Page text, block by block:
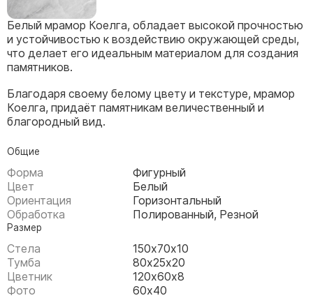
Памятники двойные
Памятники женщине
Памятники жене
Памятники мужчине
Памятники дедушке
Памятники мужу
Памятники парню
Памятники сыну
Белый мрамор Коелга, обладает высокой прочностью
и устойчивостью к воздействию окружающей среды,
что делает его идеальным материалом для создания
памятников.
Благодаря своему белому цвету и текстуре, мрамор
Коелга, придаёт памятникам величественный и
благородный вид.
Общие
Форма
Фигурный
Цвет
Белый
Ориентация
Горизонтальный
Обработка
Полированный, Резной
Размер
Стела
150х70х10
Тумба
80х25х20
Цветник
120х60х8
Фото
60х40